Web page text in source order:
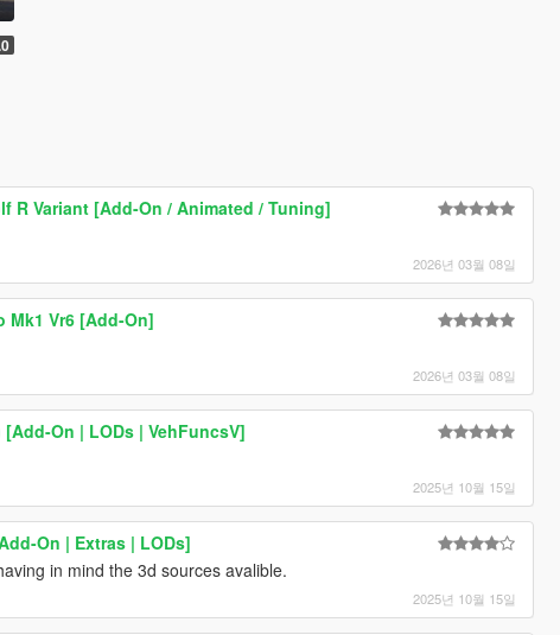
R Variant [Add-On / Animated / Tuning]
2026년 03월 08일
Mk1 Vr6 [Add-On]
2026년 03월 08일
[Add-On | LODs | VehFuncsV]
2025년 10월 15일
On | Extras | LODs]
in mind the 3d sources avalible.
2025년 10월 15일